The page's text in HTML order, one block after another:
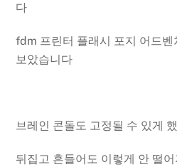
다
fdm 프린터 플래시 포지 어드
보았습니다
브레인 콘돌도 고정될 수 있게
뒤집고 흔들어도 이렇게 안 떨